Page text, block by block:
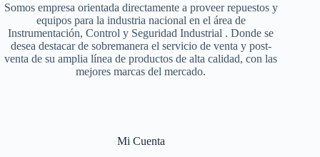
Somos empresa orientada directamente a proveer repuestos y
equipos para la industria nacional en el área de
Instrumentación, Control y Seguridad Industrial . Donde se
desea destacar de sobremanera el servicio de venta y post-
venta de su amplia línea de productos de alta calidad, con las
mejores marcas del mercado.
Mi Cuenta